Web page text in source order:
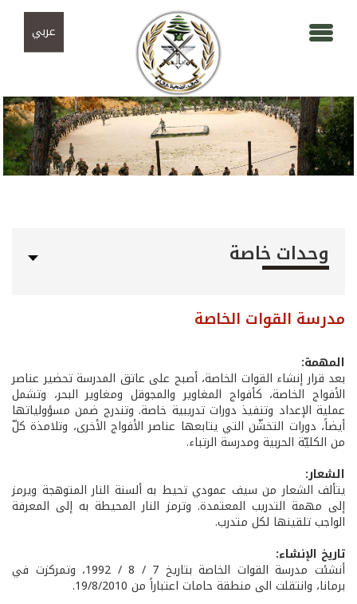
عربي
وحدات خاصة
مدرسة القوات الخاصة
المهمة:
بعد قرار إنشاء القوات الخاصة، أصبح على عاتق المدرسة تحضير عناصر
الأفواج الخاصة، كأفواج المغاوير والمجوقل ومغاوير البحر، وتشمل
عملية الإعداد وتنفيذ دورات تدريبية خاصة. وتندرج ضمن مسؤولياتها
أيضاً، دورات التخشّن التي يتابعها عناصر الأفواج الأخرى، وتلامذة كلّ
من الكليّة الحربية ومدرسة الرتباء.
الشعار:
يتألف الشعار من سيف عمودي تحيط به ألسنة النار المتوهجة ويرمز
إلى مهمة التدريب المعتمدة. وترمز النار المحيطة به إلى المعرفة
الواجب تلقينها لكل متدرب.
تاريخ الإنشاء:
أنشئت مدرسة القوات الخاصة بتاريخ 7 / 8 / 1992، وتمركزت في
برمانا، وانتقلت الى منطقة حامات اعتباراً من 19/8/2010.